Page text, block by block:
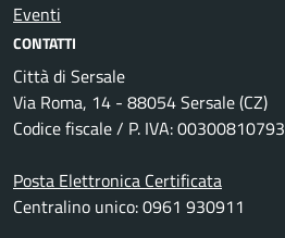
Eventi
CONTATTI
Città di Sersale
Via Roma, 14 - 88054 Sersale (CZ)
Codice fiscale / P. IVA: 00300810793
Posta Elettronica Certificata
Centralino unico: 0961 930911